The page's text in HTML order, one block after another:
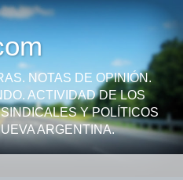
NOTAS DE OPINIÓN.
ACTIVIDAD DE LOS
Y POLÍTICOS
ARGENTINA.